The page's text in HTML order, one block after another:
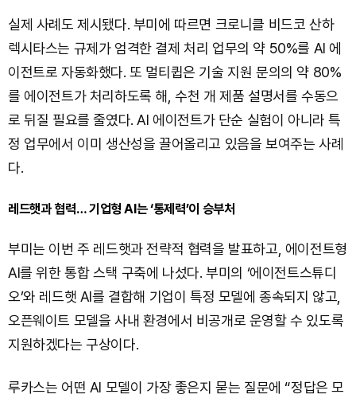
실제 사례도 제시됐다. 부미에 따르면 크로니클 비드코 산하
렉시타스는 규제가 엄격한 결제 처리 업무의 약 50%를 AI 에
이전트로 자동화했다. 또 멀티큅은 기술 지원 문의의 약 80%
를 에이전트가 처리하도록 해, 수천 개 제품 설명서를 수동으
로 뒤질 필요를 줄였다. AI 에이전트가 단순 실험이 아니라 특
정 업무에서 이미 생산성을 끌어올리고 있음을 보여주는 사례
다.
레드햇과 협력… 기업형 AI는 ‘통제력’이 승부처
부미는 이번 주 레드햇과 전략적 협력을 발표하고, 에이전트형
AI를 위한 통합 스택 구축에 나섰다. 부미의 ‘에이전트스튜디
오’와 레드햇 AI를 결합해 기업이 특정 모델에 종속되지 않고,
오픈웨이트 모델을 사내 환경에서 비공개로 운영할 수 있도록
지원하겠다는 구상이다.
루카스는 어떤 AI 모델이 가장 좋은지 묻는 질문에 “정답은 모